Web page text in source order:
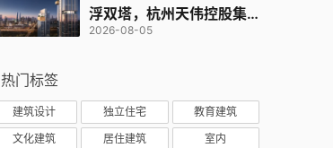
浮双塔，杭州天伟控股集
团总部
2026-08-05
热门标签
建筑设计 独立住宅 教育建筑
文化建筑 居住建筑 室内